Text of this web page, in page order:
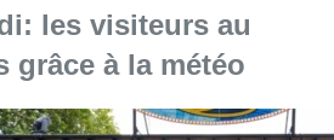
les visiteurs au
grâce à la météo